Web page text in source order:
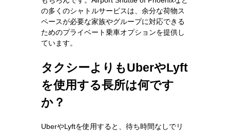
の多くのシャトルサービスは、余分な荷物ス
ペースが必要な家族やグループに対応できる
ためのプライベート乗車オプションを提供し
ています。
タクシーよりもUberやLyft
を使用する長所は何です
か？
UberやLyftを使用すると、待ち時間なしでリ